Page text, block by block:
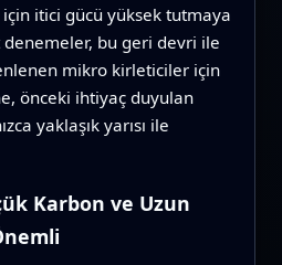
itici gücü yüksek tutmaya
denemeler, bu geri devri ile
mikro kirleticiler için
önceki ihtiyaç duyulan
yaklaşık yarısı ile
Karbon ve Uzun